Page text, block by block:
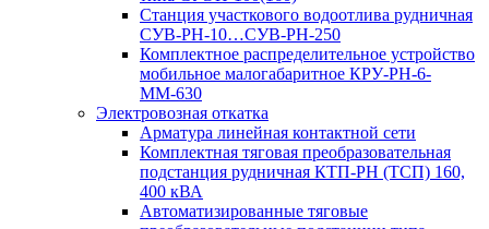
Станция участкового водоотлива рудничная
СУВ-РН-10…СУВ-РН-250
Комплектное распределительное устройство
мобильное малогабаритное КРУ-РН-6-
ММ-630
Электровозная откатка
Арматура линейная контактной сети
Комплектная тяговая преобразовательная
подстанция рудничная КТП-РН (ТСП) 160,
400 кВА
Автоматизированные тяговые